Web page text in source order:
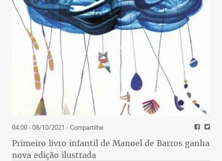
04:00 - 08/10/2021 - Compartilhe
Primeiro livro infantil de Manoel de Barros ganha
nova edição ilustrada